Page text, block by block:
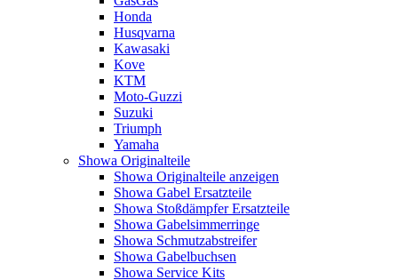
Honda
Husqvarna
Kawasaki
Kove
KTM
Moto-Guzzi
Suzuki
Triumph
Yamaha
Showa Originalteile
Showa Originalteile anzeigen
Showa Gabel Ersatzteile
Showa Stoßdämpfer Ersatzteile
Showa Gabelsimmerringe
Showa Schmutzabstreifer
Showa Gabelbuchsen
Showa Service Kits